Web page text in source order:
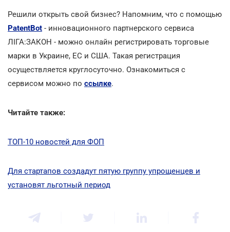
Решили открыть свой бизнес? Напомним, что с помощью
PatentBot - инновационного партнерского сервиса
ЛІГА:ЗАКОН - можно онлайн регистрировать торговые
марки в Украине, ЕС и США. Такая регистрация
осуществляется круглосуточно. Ознакомиться с
сервисом можно по ссылке.
Читайте также:
ТОП-10 новостей для ФОП
Для стартапов создадут пятую группу упрощенцев и
установят льготный период